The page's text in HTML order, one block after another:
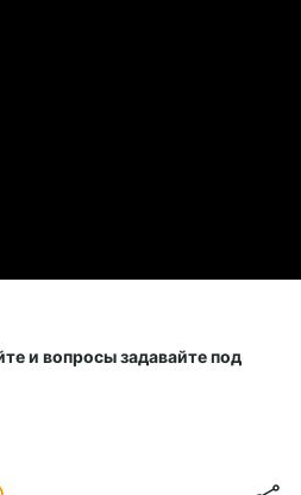
и вопросы задавайте под